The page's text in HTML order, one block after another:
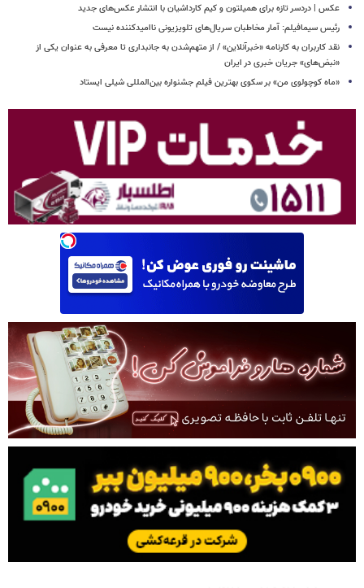
عکس | دردسر تازه برای همیلتون و کیم کارداشیان با انتشار عکس‌های جدید
رئیس سیمافیلم: آمار مخاطبان سریال‌های تلویزیونی ناامیدکننده نیست
نقد کاربران به کارنامه «خبرآنلاین» / از متهم‌شدن به جانبداری تا معرفی به عنوان یکی از
«نبض‌های» جریان خبری در ایران
«ماه کوچولوی من» بر سکوی بهترین فیلم جشنواره بین‌المللی شیلی ایستاد